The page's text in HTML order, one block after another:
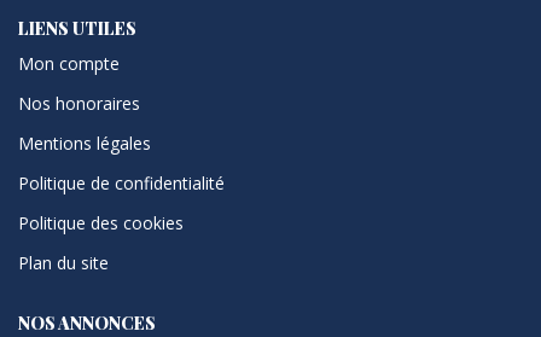
LIENS UTILES
Mon compte
Nos honoraires
Mentions légales
Politique de confidentialité
Politique des cookies
Plan du site
NOS ANNONCES